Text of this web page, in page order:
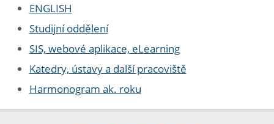
ENGLISH
Studijní oddělení
SIS, webové aplikace, eLearning
Katedry, ústavy a další pracoviště
Harmonogram ak. roku